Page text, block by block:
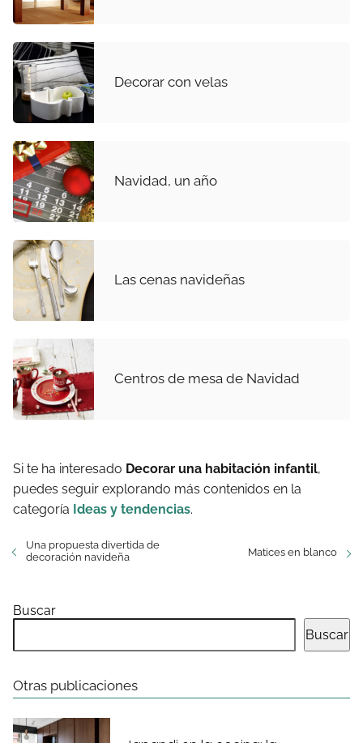
Decorar con velas
Navidad, un año
Las cenas navideñas
Centros de mesa de Navidad
Si te ha interesado Decorar una habitación infantil,
puedes seguir explorando más contenidos en la
categoría Ideas y tendencias.
Una propuesta divertida de
decoración navideña
Matices en blanco
Buscar
Buscar
Otras publicaciones